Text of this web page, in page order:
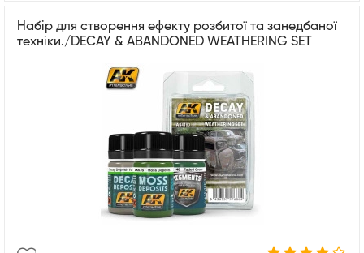
Набір для створення ефекту розбитої та занедбаної
техніки./DECAY & ABANDONED WEATHERING SET